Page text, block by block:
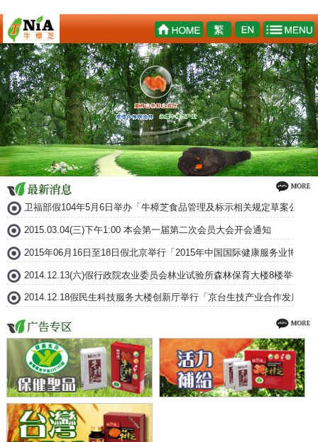
卫福部假104年5月6日举办「牛樟芝食品管理及标示相关规定草案公听
2015.03.04(三)下午1:00 本会第一届第二次会员大会开会通知
2015年06月16日至18日假北京举行「2015年中国国际健康服务业博览
2014.12.13(六)假行政院农业委员会林业试验所森林保育大楼8楼举行「
2014.12.18假民生科技服务大楼创新厅举行「京台生技产业合作发展论